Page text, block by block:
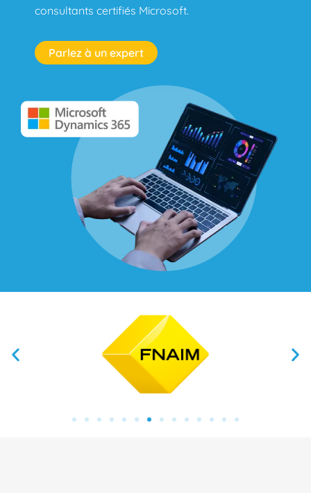
consultants certifiés Microsoft.
Parlez à un expert